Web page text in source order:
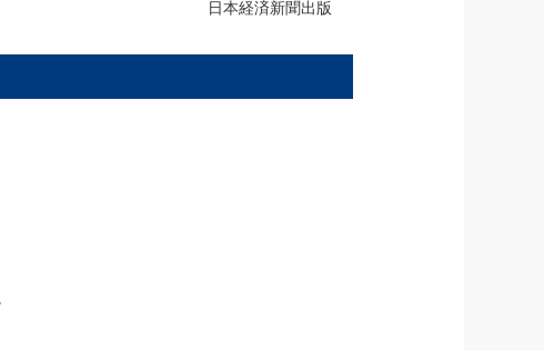
日本経済新聞出版